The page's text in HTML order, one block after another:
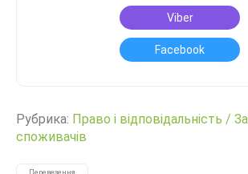
Viber
Facebook
Рубрика: Право і відповідальність /
споживачів
Перевезення